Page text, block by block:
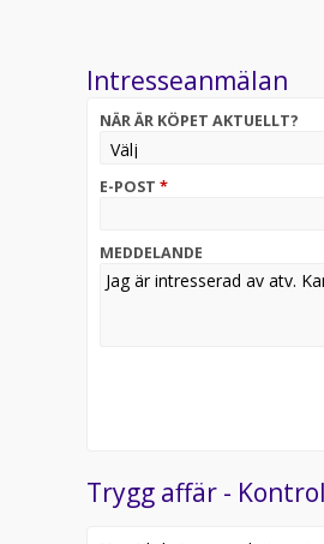
Intresseanmälan
NÄR ÄR KÖPET AKTUELLT?
E-POST *
MEDDELANDE
Trygg affär -